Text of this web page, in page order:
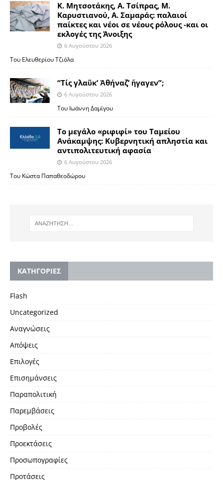
Κ. Μητσοτάκης, Α. Τσίπρας, Μ.
Καρυστιανού, Α. Σαμαράς: παλαιοί
παίκτες και νέοι σε νέους ρόλους -και οι
εκλογές της Άνοιξης
6 Αυγούστου 2026
Του Ελευθερίου Τζιόλα
“Τίς γλαῦκ’ Ἀθήναζ’ ἤγαγεν”;
6 Αυγούστου 2026
Του Ιωάννη Δαμίγου
Το μεγάλο «ριφιφί» του Ταμείου
Ανάκαμψης: Κυβερνητική απληστία και
αντιπολιτευτική αφασία
6 Αυγούστου 2026
Του Κώστα Παπαθεοδώρου
KΑΤΗΓΟΡΙΕΣ
Flash
Uncategorized
Αναγνώσεις
Απόψεις
Επιλογές
Επισημάνσεις
Παραπολιτική
Παρεμβάσεις
Προβολές
Προεκτάσεις
Προσωπογραφίες
Προτάσεις